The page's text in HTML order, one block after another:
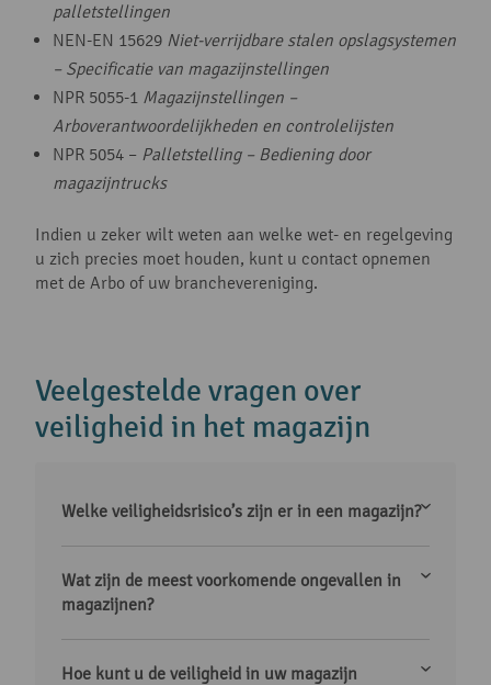
palletstellingen
NEN-EN 15629 Niet-verrijdbare stalen opslagsystemen
– Specificatie van magazijnstellingen
NPR 5055-1 Magazijnstellingen –
Arboverantwoordelijkheden en controlelijsten
NPR 5054 – Palletstelling – Bediening door
magazijntrucks
Indien u zeker wilt weten aan welke wet- en regelgeving
u zich precies moet houden, kunt u contact opnemen
met de Arbo of uw branchevereniging.
Veelgestelde vragen over
veiligheid in het magazijn
Welke veiligheidsrisico’s zijn er in een magazijn?
Wat zijn de meest voorkomende ongevallen in
magazijnen?
Hoe kunt u de veiligheid in uw magazijn